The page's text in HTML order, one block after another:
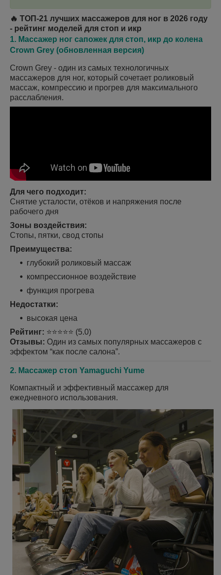
🔥 ТОП-21 лучших массажеров для ног в 2026 году
- рейтинг моделей для стоп и икр
1. Массажер ног сапожек для стоп, икр до колена
Crown Grey (обновленная версия)
Crown Grey - один из самых технологичных
массажеров для ног, который сочетает роликовый
массаж, компрессию и прогрев для максимального
расслабления.
Для чего подходит:
Снятие усталости, отёков и напряжения после
рабочего дня
Зоны воздействия:
Стопы, пятки, свод стопы
Преимущества:
глубокий роликовый массаж
компрессионное воздействие
функция прогрева
Недостатки:
высокая цена
Рейтинг: ⭐⭐⭐⭐⭐ (5.0)
Отзывы: Один из самых популярных массажеров с
эффектом “как после салона”.
2. Массажер стоп Yamaguchi Yume
Компактный и эффективный массажер для
ежедневного использования.